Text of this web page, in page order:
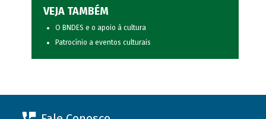
VEJA TAMBÉM
O BNDES e o apoio à cultura
Patrocínio a eventos culturais